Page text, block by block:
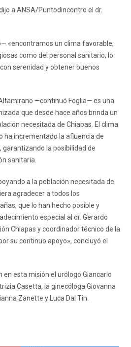
a ANSA/Puntodincontro el dr.
«encontramos un clima favorable,
como del personal sanitario, lo
serenidad y obtener buenos
—continuó Foglia— es una
que desde hace años brinda un
necesitada de Chiapas. El clima
ha incrementado la afluencia de
garantizando la posibilidad de
sanitaria.
a la población necesitada de
agradecer a todos los
que lo han hecho posible y
especial al dr. Gerardo
Chiapas y coordinador técnico de la
su continuo apoyo», concluyó el
en esta misión el urólogo Giancarlo
Casetta, la ginecóloga Giovanna
Zanette y Luca Dal Tin.